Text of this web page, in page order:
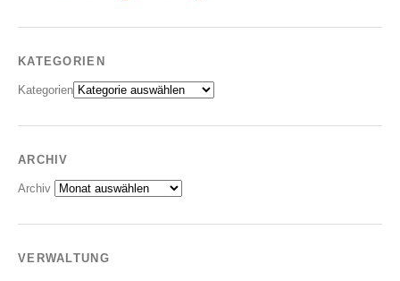
KATEGORIEN
Kategorien
ARCHIV
Archiv
VERWALTUNG